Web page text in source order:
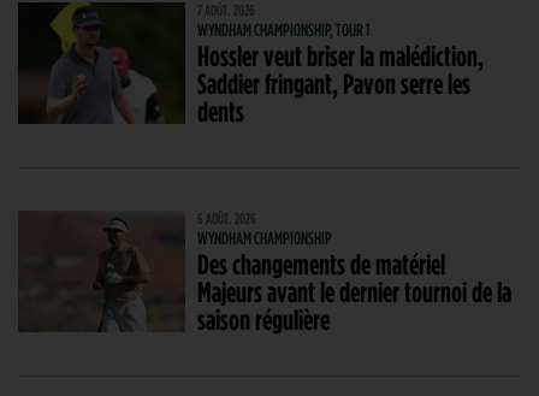
7 AOÛT. 2026
WYNDHAM CHAMPIONSHIP, TOUR 1
Hossler veut briser la malédiction,
Saddier fringant, Pavon serre les
dents
6 AOÛT. 2026
WYNDHAM CHAMPIONSHIP
Des changements de matériel
Majeurs avant le dernier tournoi de la
saison régulière